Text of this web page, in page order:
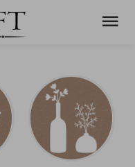
עגלת
שלך
ניקוי
הסל